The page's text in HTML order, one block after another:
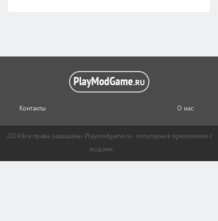
Контакты О нас
2024 Все права защищены. Playmodgame.ru - популярные приложения с
модами.